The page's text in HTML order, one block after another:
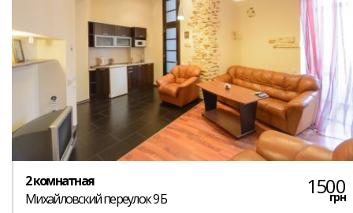
2 комнатная
Михайловский переулок 9 Б
1500
грн